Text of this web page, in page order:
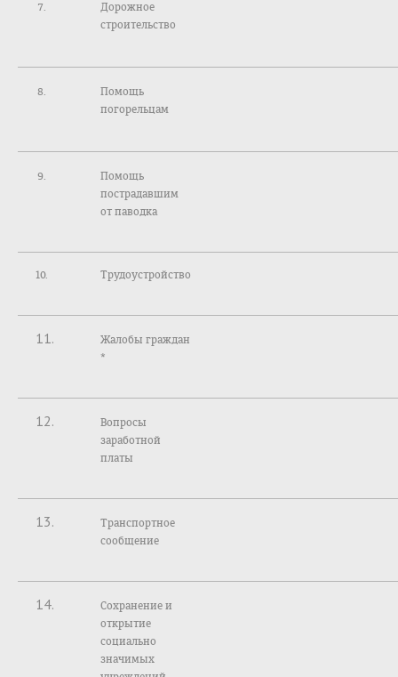
Дорожное
строительство
Помощь
погорельцам
Помощь
пострадавшим
от паводка
10. Трудоустройство
11.
Жалобы граждан
*
12.
Вопросы
заработной
платы
13.
Транспортное
сообщение
14.
Сохранение и
открытие
социально
значимых